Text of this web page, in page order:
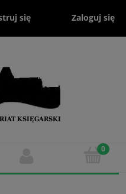
się Zaloguj się